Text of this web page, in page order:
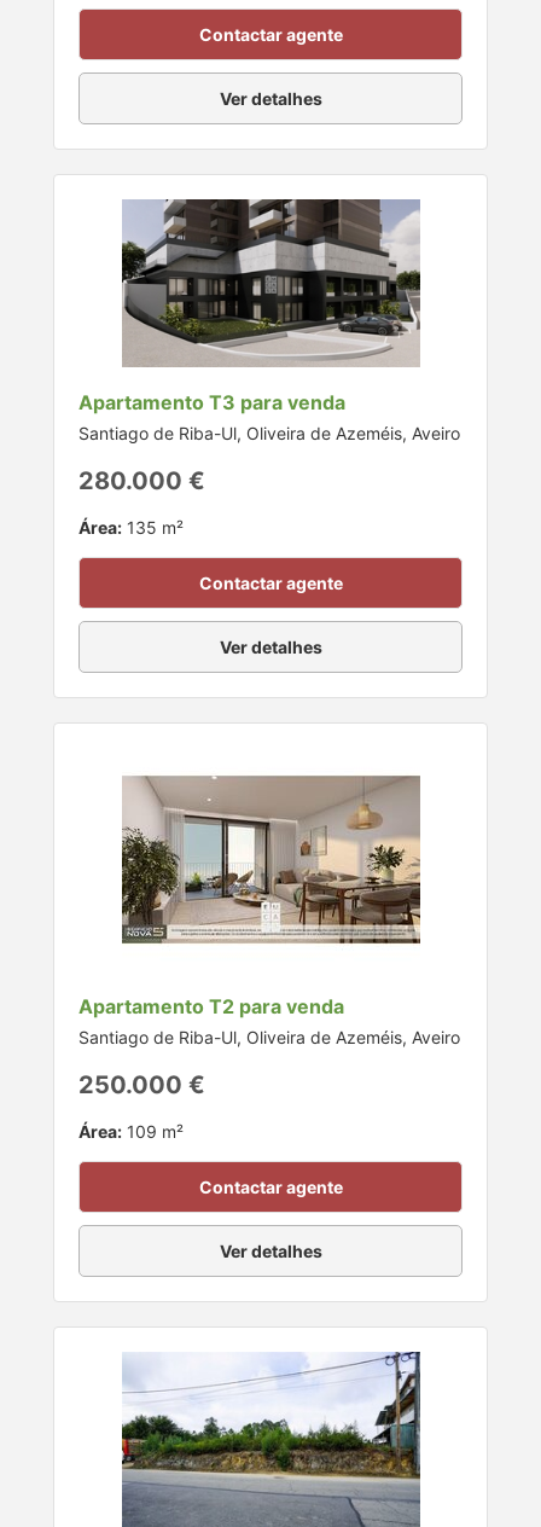
Contactar agente
Ver detalhes
Apartamento T3 para venda
Santiago de Riba-Ul, Oliveira de Azeméis, Aveiro
280.000 €
Área: 135 m²
Contactar agente
Ver detalhes
Apartamento T2 para venda
Santiago de Riba-Ul, Oliveira de Azeméis, Aveiro
250.000 €
Área: 109 m²
Contactar agente
Ver detalhes